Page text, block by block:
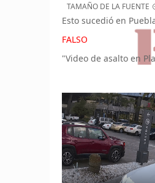
TAMAÑO DE LA FUENTE
Esto sucedió en
FALSO
"Video de asalto en